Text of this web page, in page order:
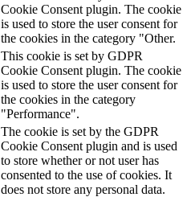
Cookie Consent plugin. The cookie
is used to store the user consent for
the cookies in the category "Other.
This cookie is set by GDPR
Cookie Consent plugin. The cookie
is used to store the user consent for
the cookies in the category
"Performance".
The cookie is set by the GDPR
Cookie Consent plugin and is used
to store whether or not user has
consented to the use of cookies. It
does not store any personal data.